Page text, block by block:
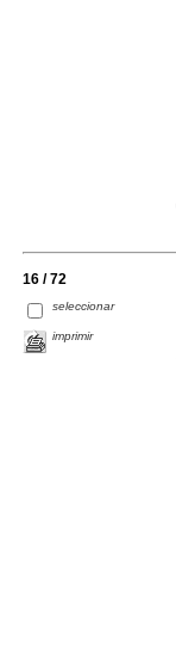
16 / 72
seleccionar
imprimir